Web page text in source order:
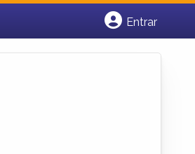
Entrar